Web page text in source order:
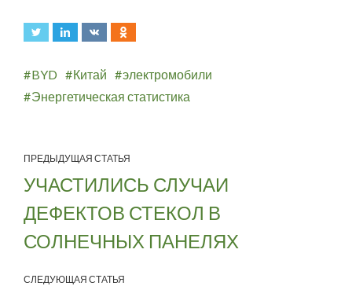
BYD Китай
электромобили
Энергетическая статистика
ПРЕДЫДУЩАЯ СТАТЬЯ
УЧАСТИЛИСЬ СЛУЧАИ
ДЕФЕКТОВ СТЕКОЛ В
СОЛНЕЧНЫХ ПАНЕЛЯХ
СЛЕДУЮЩАЯ СТАТЬЯ